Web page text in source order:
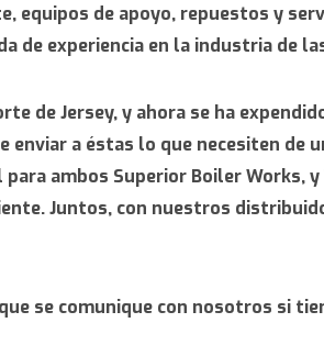
equipos de apoyo, repuestos y
de experiencia en la industria de
de Jersey, y ahora se ha
a éstas lo que necesiten de
ambos Superior Boiler Works,
Juntos, con nuestros
se comunique con nosotros si